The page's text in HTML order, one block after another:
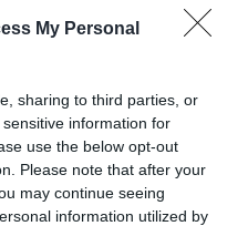
My Personal
sharing to third parties, or
information for
use the below opt-out
Please note that after your
may continue seeing
information utilized by